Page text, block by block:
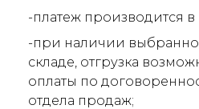
-платеж производится
-при наличии
складе, отгрузка
оплаты по
отдела продаж;